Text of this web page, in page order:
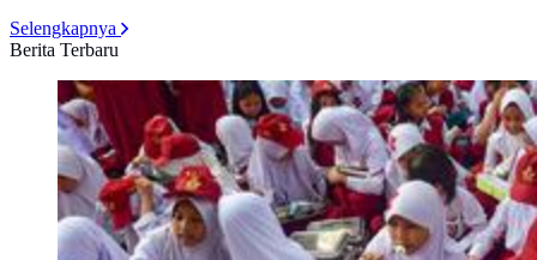
Selengkapnya
Berita Terbaru